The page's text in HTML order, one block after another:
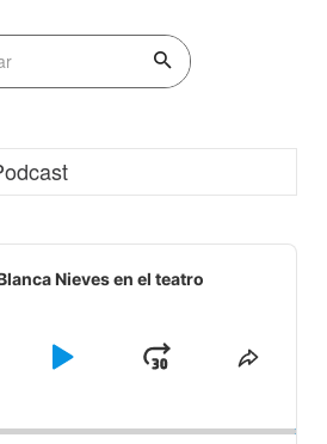
Nieves en el teatro
Play
JumpShare